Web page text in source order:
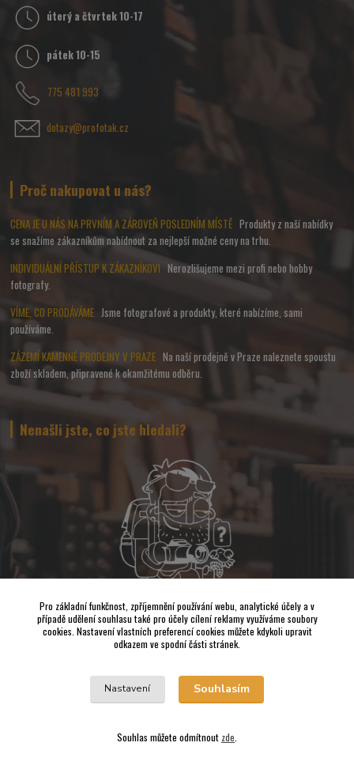
úterý a čtvrtek 10-17
pátek 10-15
775 481 993
dotazy@profotak.cz
Proč nakupovat u nás?
CENA JE U NÁS NA PRVNÍM A ZÁROVEŇ POSLEDNÍM MÍSTĚ Produkty z naší nabídky
se snažíme zákazníkům nabídnout za nejlepší možné ceny na trhu.
INDIVIDUÁLNÍ PŘÍSTUP K ZÁKAZNÍKOVI Nerozlišujeme mezi profi nebo hobby
fotografy.
VÍME, CO PRODÁVÁME Jsme fotografové a produkty, které nabízíme, sami
používáme.
ZÁZEMÍ KAMENNÉ PRODEJNY V PRAZENa naší prodejně v Praze naleznete spoustu
zboží skladem, připravené k okamžitému odběru.
Nenašli jste, co jste hledali?
Napište nám a pokusíme se udělat vše, abychom pro Vás sehnali to
nejvhodnější FOTO a VIDEO příslušenství.
© Copyright 2026 www.profotak.cz
Pro základní funkčnost, zpříjemnění používání webu, analytické účely a v
případě udělení souhlasu také pro účely cílení reklamy využíváme soubory
cookies. Nastavení vlastních preferencí cookies můžete kdykoli upravit
odkazem ve spodní části stránek.
Nastavení Souhlasím
Souhlas můžete odmítnout zde.